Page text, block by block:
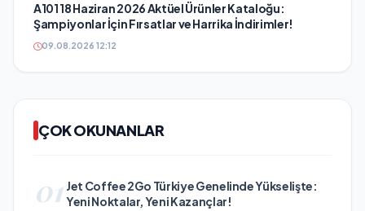
A101 18 Haziran 2026 Aktüel Ürünler Kataloğu:
Şampiyonlar İçin Fırsatlar ve Harrika İndirimler!
09.08.2026 12:12
ÇOK OKUNANLAR
01 Jet Coffee 2Go Türkiye Genelinde Yükselişte:
Yeni Noktalar, Yeni Kazançlar!